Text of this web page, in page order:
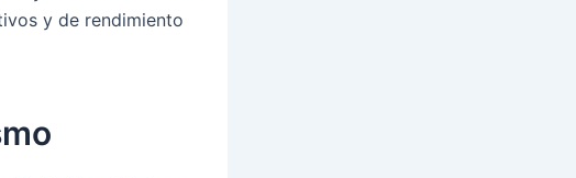
y de rendimiento